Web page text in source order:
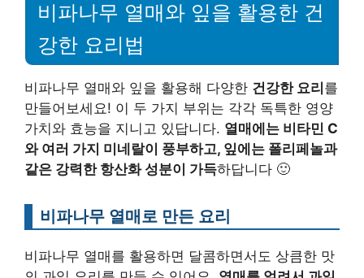
비파나무 열매와 잎을 활용한 건
강한 요리법
비파나무 열매와 잎을 활용해 다양한 건강한 요리 를
만들어보세요! 이 두 가지 부위는 각각 독특한 영양
가치와 효능을 지니고 있답니다. 열매에는 비타민 C
와 여러 가지 미네랄이 풍부하고, 잎에는 폴리페놀과
같은 강력한 항산화 성분이 가득하답니다 🙂
비파나무 열매로 만든 요리
비파나무 열매를 활용하면 달콤하면서도 상큼한 맛